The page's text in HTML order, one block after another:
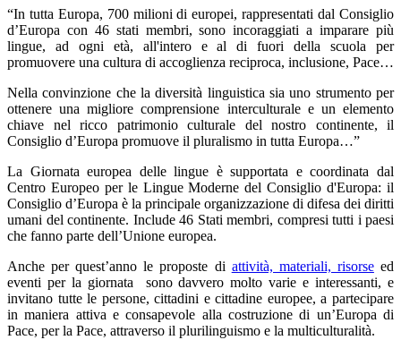
“In tutta Europa, 700 milioni di europei, rappresentati dal Consiglio
d’Europa con 46 stati membri, sono incoraggiati a imparare più
lingue, ad ogni età, all'intero e al di fuori della scuola per
promuovere una cultura di accoglienza reciproca, inclusione, Pace…
Nella convinzione che la diversità linguistica sia uno strumento per
ottenere una migliore comprensione interculturale e un elemento
chiave nel ricco patrimonio culturale del nostro continente, il
Consiglio d’Europa promuove il pluralismo in tutta Europa…”
La Giornata europea delle lingue è supportata e coordinata dal
Centro Europeo per le Lingue Moderne del Consiglio d'Europa: il
Consiglio d’Europa è la principale organizzazione di difesa dei diritti
umani del continente. Include 46 Stati membri, compresi tutti i paesi
che fanno parte dell’Unione europea.
Anche per quest’anno le proposte di attività, materiali, risorseed
eventi per la giornata sono davvero molto varie e interessanti, e
invitano tutte le persone, cittadini e cittadine europee, a partecipare
in maniera attiva e consapevole alla costruzione di un’Europa di
Pace, per la Pace, attraverso il plurilinguismo e la multiculturalità.